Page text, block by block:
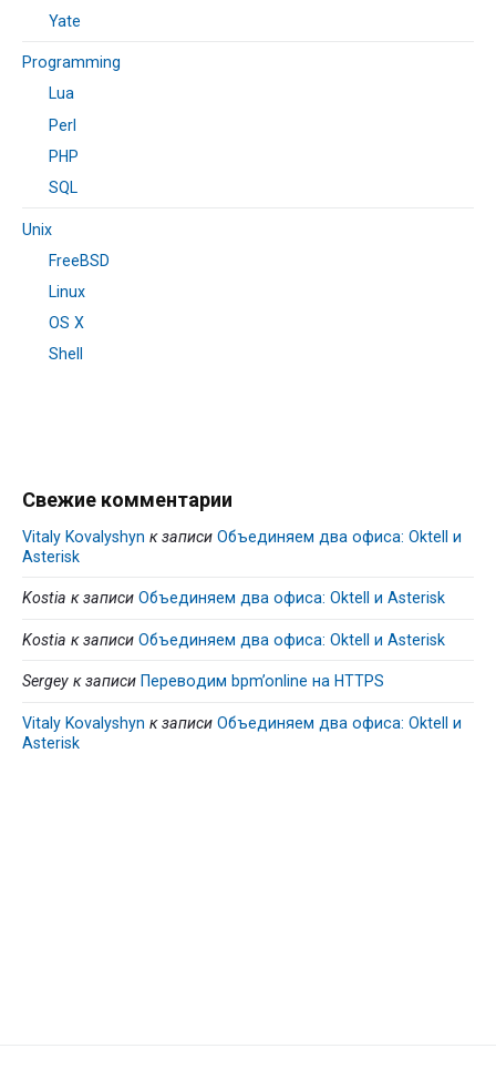
Yate
Programming
Lua
Perl
PHP
SQL
Unix
FreeBSD
Linux
OS X
Shell
Свежие комментарии
Vitaly Kovalyshyn к записи Объединяем два офиса: Oktell и
Asterisk
Kostia к записи Объединяем два офиса: Oktell и Asterisk
Kostia к записи Объединяем два офиса: Oktell и Asterisk
Sergey к записи Переводим bpm’online на HTTPS
Vitaly Kovalyshyn к записи Объединяем два офиса: Oktell и
Asterisk